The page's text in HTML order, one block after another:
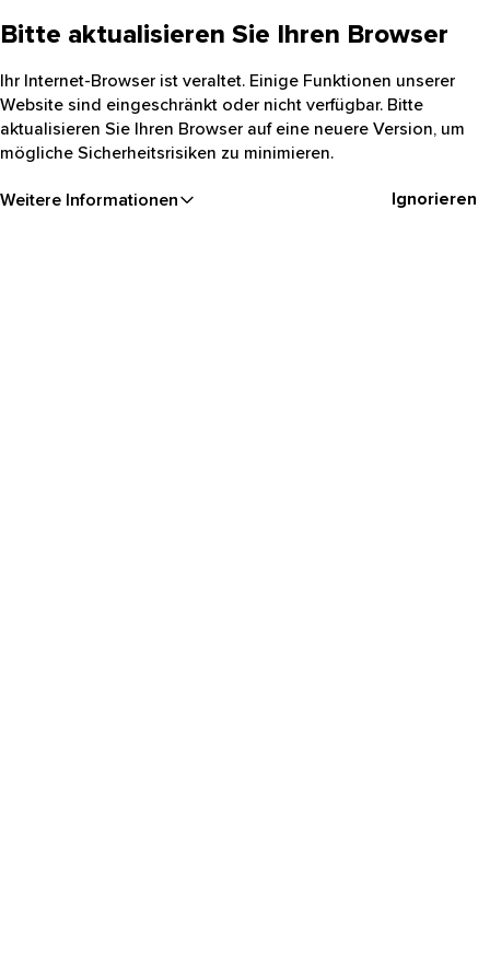
Bitte aktualisieren Sie Ihren Browser
Ihr Internet-Browser ist veraltet. Einige Funktionen unserer
Website sind eingeschränkt oder nicht verfügbar. Bitte
aktualisieren Sie Ihren Browser auf eine neuere Version, um
mögliche Sicherheitsrisiken zu minimieren.
Weitere Informationen Ignorieren